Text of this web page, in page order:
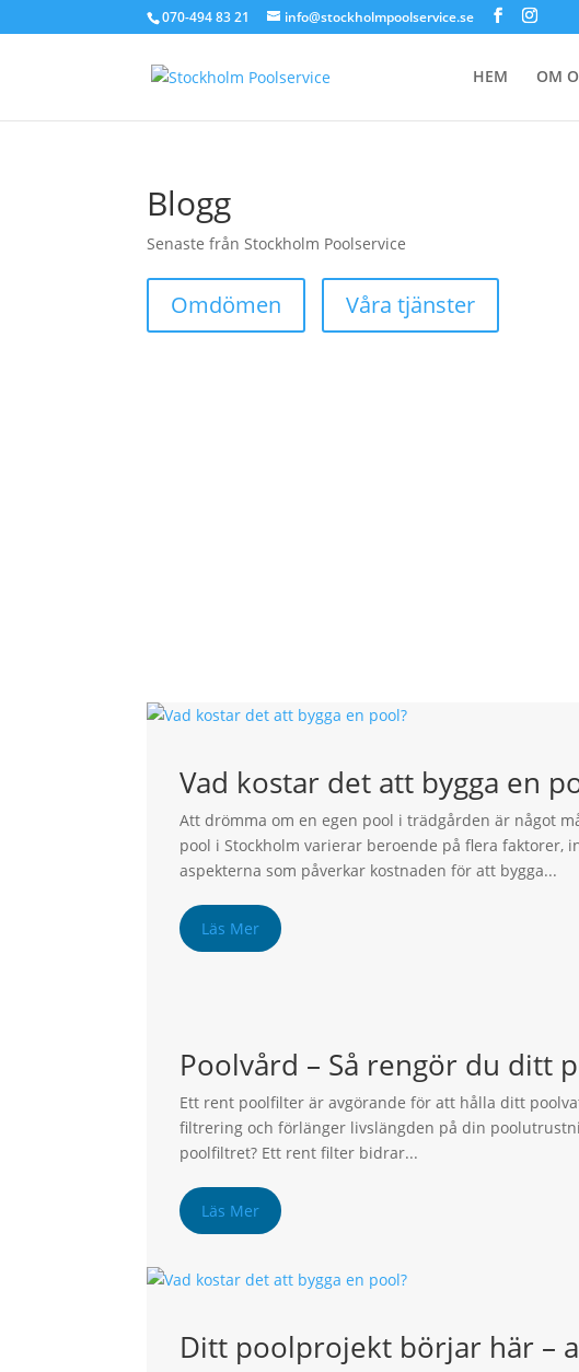
070-494 83 21 info@stockholmpoolservice.se
HEM OM
Blogg
Senaste från Stockholm Poolservice
Omdömen Våra tjänster
Vad kostar det att bygga en
Att drömma om en egen pool i trädgården är något
pool i Stockholm varierar beroende på flera faktorer,
aspekterna som påverkar kostnaden för att bygga...
Läs Mer
Poolvård – Så rengör du ditt
Ett rent poolfilter är avgörande för att hålla ditt
filtrering och förlänger livslängden på din
poolfiltret? Ett rent filter bidrar...
Läs Mer
Ditt poolprojekt börjar här –